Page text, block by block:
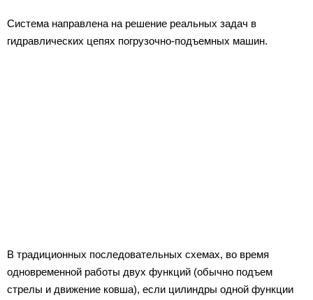
Система направлена на решение реальных задач в
гидравлических цепях погрузочно-подъемных машин.
В традиционных последовательных схемах, во время
одновременной работы двух функций (обычно подъем
стрелы и движение ковша), если цилиндры одной функции